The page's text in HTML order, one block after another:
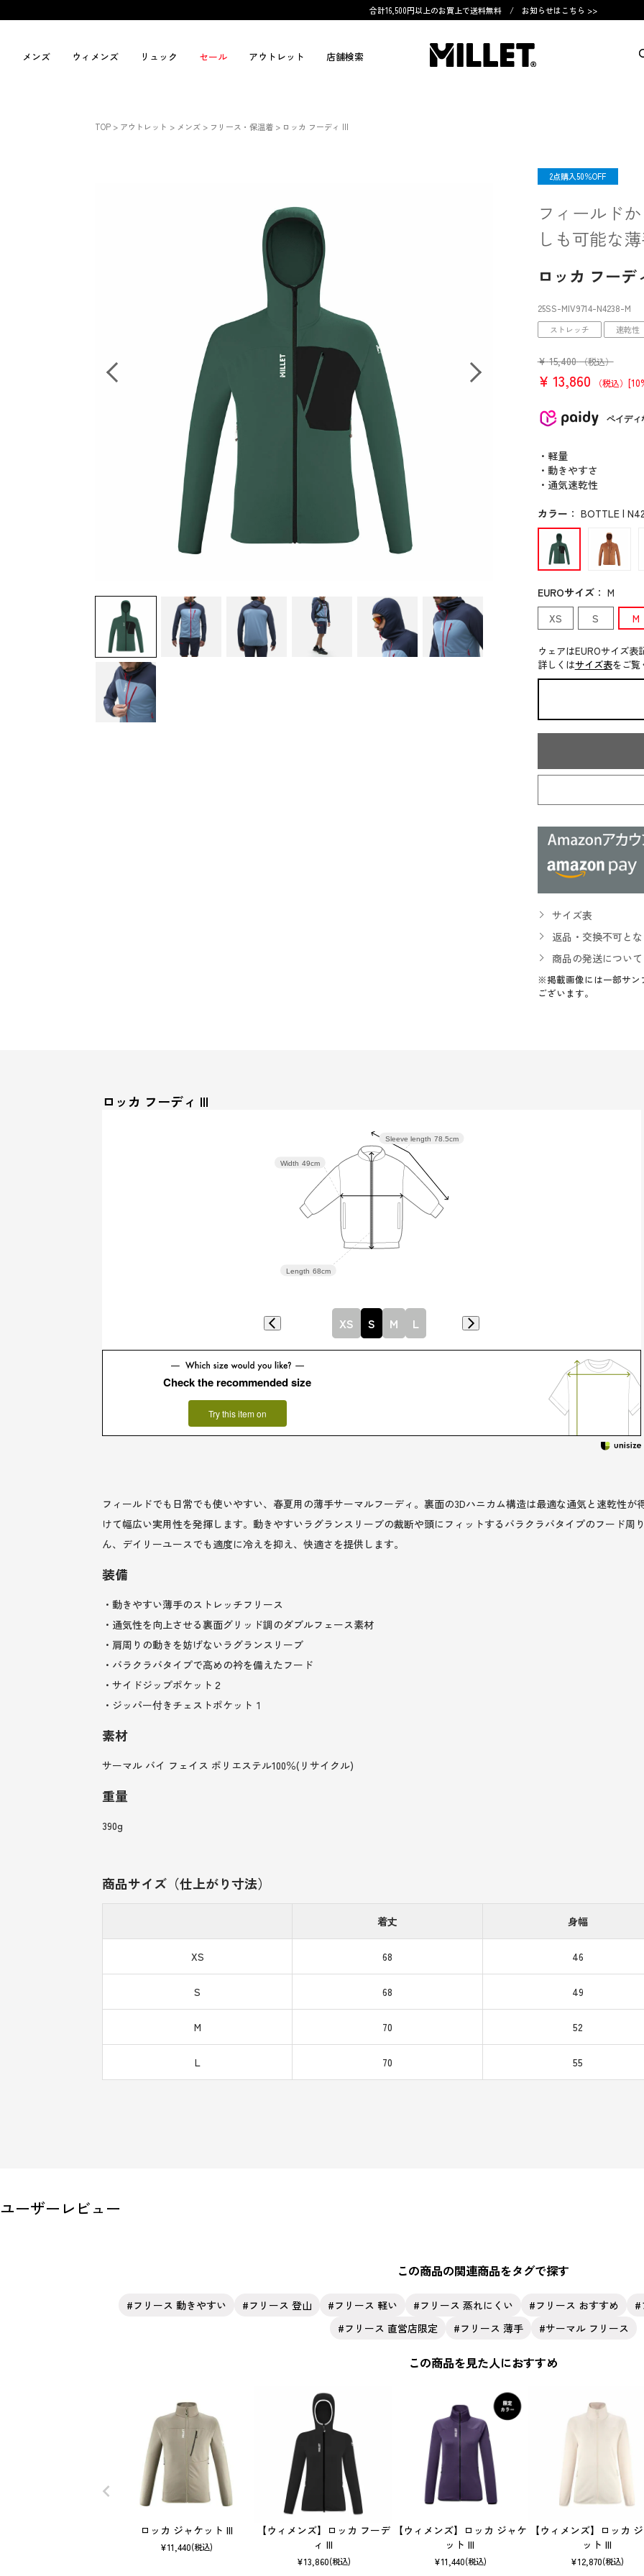
合計16,500円以上のお買上で送料無料 / お知らせはこちら >>
メンズ ウィメンズ リュック セール アウトレット 店舗検索
TOP アウトレット メンズ フリース・保温着 ロッカ フーディ III
フィールド
しも可能な
ロッカ フーデ
25SS-MIV9714-N4238-M
OUTLET
ストレッチ 速乾性
2点購入50％OFF
¥ 15,400 （税込）
¥ 13,860 （税込）
ペイディ
・軽量
・動きやすさ
・通気速乾性
カラー ： BOTTLE |
EUROサイズ： M
XS
S M
ウェアはEUROサイズ
詳しくはサイズ表をご覧
サイズ表
返品・交換不可と
商品の発送について
※掲載画像には一部サン
ございます。
ロッカ フーディ III
Sleeve length 78.5cm
Length 68cm
Width 49cm
XS S M L
Check the recommended size
Try this item on
フィールドでも日常でも使いやすい、春夏用の薄手サーマルフーディ。裏面の3Dハニカム構造は最適な通気と速乾性
けて幅広い実用性を発揮します。動きやすいラグランスリーブの裁断や頭にフィットするバラクラバタイプのフード周
ん、デイリーユースでも適度に冷えを抑え、快適さを提供します。
装備
・動きやすい薄手のストレッチフリース
・通気性を向上させる裏面グリッド調のダブルフェース素材
・肩周りの動きを妨げないラグランスリーブ
・バラクラバタイプで高めの衿を備えたフード
・サイドジップポケット２
・ジッパー付きチェストポケット１
素材
サーマル バイ フェイス ポリエステル100％(リサイクル)
重量
390g
商品サイズ（仕上がり寸法）
着丈 身幅
XS 68 46
S 68 49
M 70 52
L 70 55
フリース 直営店限定
フリース 薄手 サーマル フリース
¥11,440 (税込)
【ウィメンズ】ロッカ フーデ
ィ III
13,860(税込)
ット III
11,440 (税込)
ット III
12,870 (税込)